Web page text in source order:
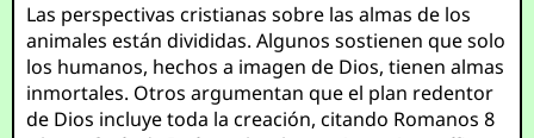
Las perspectivas cristianas sobre las almas de los
animales están divididas. Algunos sostienen que solo
los humanos, hechos a imagen de Dios, tienen almas
inmortales. Otros argumentan que el plan redentor
de Dios incluye toda la creación, citando Romanos 8